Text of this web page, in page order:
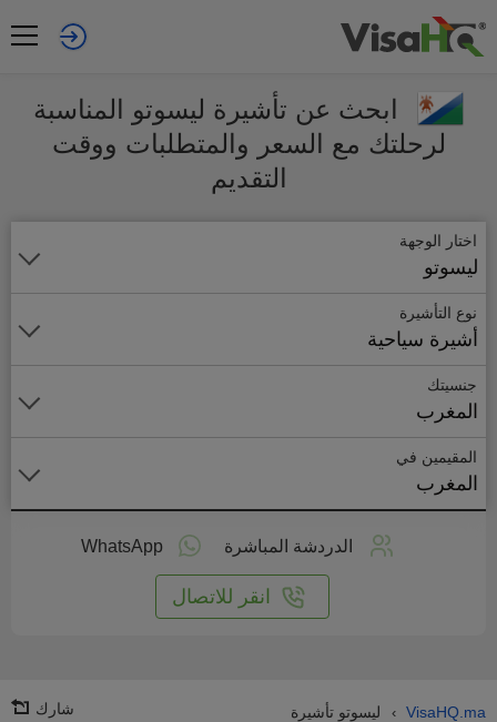
ابحث عن تأشيرة ليسوتو المناسبة
لرحلتك مع السعر والمتطلبات ووقت
التقديم
اختار الوجهة
ليسوتو
نوع التأشيرة
أشيرة سياحية
جنسيتك
المغرب
المقيمين في
المغرب
الدردشة المباشرة WhatsApp
انقر للاتصال
VisaHQ.ma
› ليسوتو تأشيرة شارك